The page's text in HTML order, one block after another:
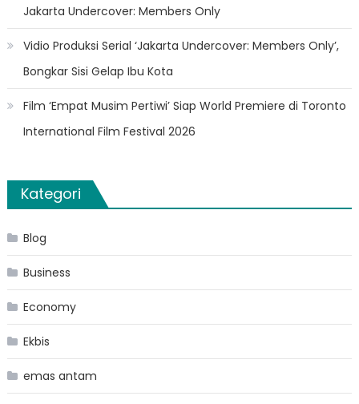
Jakarta Undercover: Members Only
Vidio Produksi Serial ‘Jakarta Undercover: Members Only’,
Bongkar Sisi Gelap Ibu Kota
Film ‘Empat Musim Pertiwi’ Siap World Premiere di Toronto
International Film Festival 2026
Kategori
Blog
Business
Economy
Ekbis
emas antam